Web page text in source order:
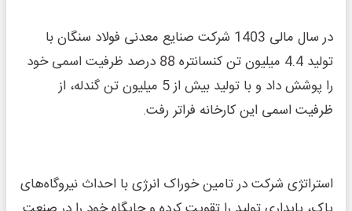
در سال مالی 1403 شرکت صنایع معدنی فولاد سنگان با
تولید 4.4 میلیون تن کنسانتره 88 درصد ظرفیت اسمی‌ خود
را پوشش داد و با تولید بیش از 5 میلیون تن گندله، از
ظرفیت اسمی ‌این کارخانه فراتر رفت.
استراتژی شرکت در تامین خوراک انرژی با احداث نیروگاه‌های